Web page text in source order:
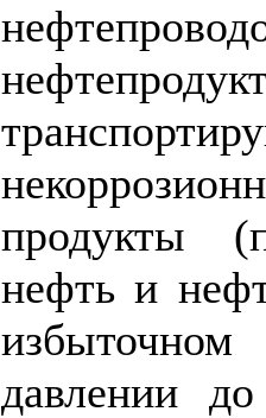
продукты
нефть и
давлении